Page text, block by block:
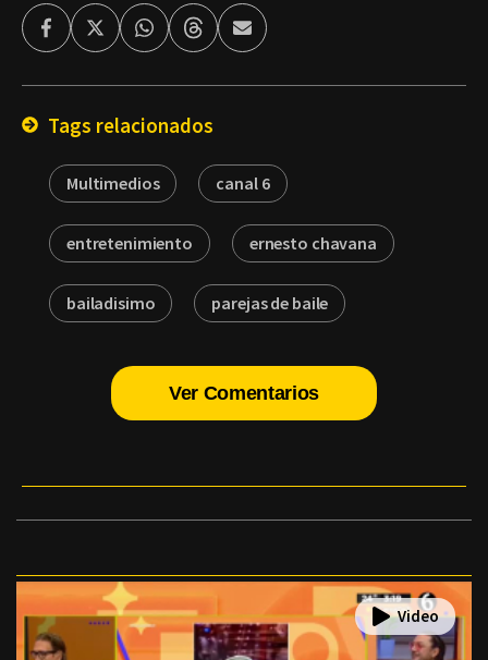
FacebookTwitterWhatsappThreadsEnviar
por
Tags relacionados
Multimedios canal 6
entretenimiento ernesto chavana
bailadisimo parejas de baile
Ver Comentarios